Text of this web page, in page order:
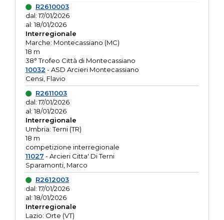
R2610003
dal: 17/01/2026
al: 18/01/2026
Interregionale
Marche: Montecassiano (MC)
18 m
38° Trofeo Città di Montecassiano
10032 - ASD Arcieri Montecassiano
Censi, Flavio
R2611003
dal: 17/01/2026
al: 18/01/2026
Interregionale
Umbria: Terni (TR)
18 m
competizione interregionale
11027 - Arcieri Citta' Di Terni
Sparamonti, Marco
R2612003
dal: 17/01/2026
al: 18/01/2026
Interregionale
Lazio: Orte (VT)